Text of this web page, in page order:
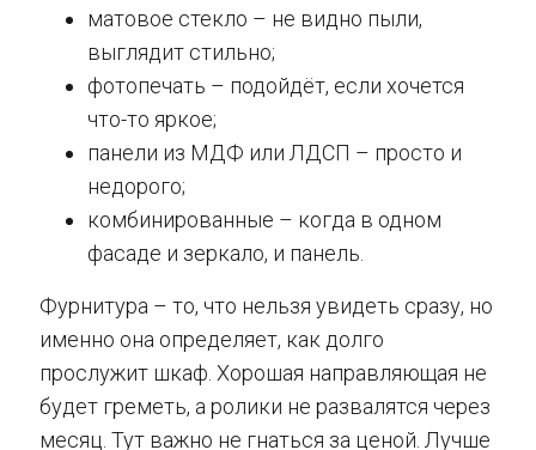
матовое стекло – не видно пыли,
выглядит стильно;
фотопечать – подойдёт, если хочется
что-то яркое;
панели из МДФ или ЛДСП – просто и
недорого;
комбинированные – когда в одном
фасаде и зеркало, и панель.
Фурнитура – то, что нельзя увидеть сразу, но
именно она определяет, как долго
прослужит шкаф. Хорошая направляющая не
будет греметь, а ролики не развалятся через
месяц. Тут важно не гнаться за ценой. Лучше